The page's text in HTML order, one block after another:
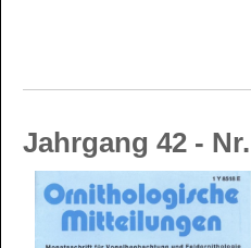
Jahrgang 42 -